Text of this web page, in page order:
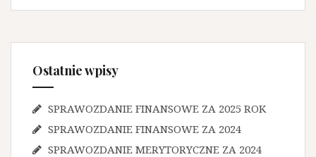
Ostatnie wpisy
SPRAWOZDANIE FINANSOWE ZA 2025 ROK
SPRAWOZDANIE FINANSOWE ZA 2024
SPRAWOZDANIE MERYTORYCZNE ZA 2024